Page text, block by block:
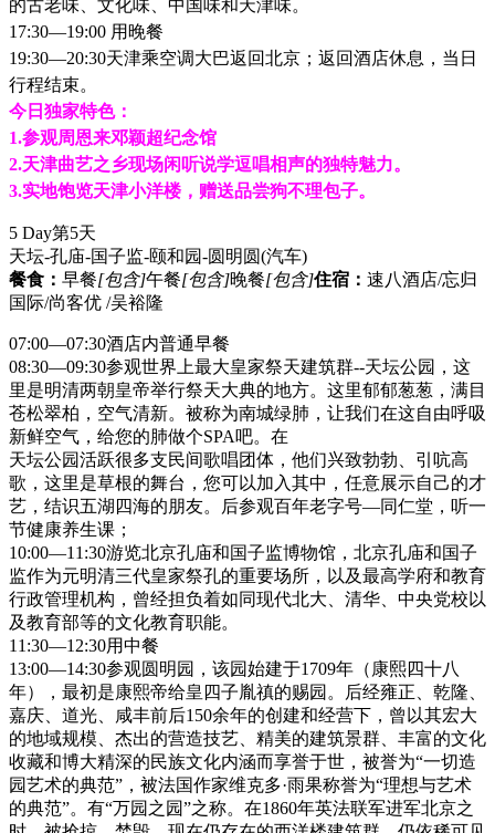
的古老味、文化味、中国味和天津味。
17:30—19:00 用晚餐
19:30—20:30天津乘空调大巴返回北京；返回酒店休息，当日
行程结束。
今日独家特色：
1.参观周恩来邓颖超纪念馆
2.天津曲艺之乡现场闲听说学逗唱相声的独特魅力。
3.实地饱览天津小洋楼，赠送品尝狗不理包子。
5 Day第5天
天坛-孔庙-国子监-颐和园-圆明圆(汽车)
餐食： 早餐[包含]午餐[包含]晚餐[包含]住宿： 速八酒店/忘归
国际/尚客优 /吴裕隆
07:00—07:30酒店内普通早餐
08:30—09:30参观世界上最大皇家祭天建筑群--天坛公园，这
里是明清两朝皇帝举行祭天大典的地方。这里郁郁葱葱，满目
苍松翠柏，空气清新。被称为南城绿肺，让我们在这自由呼吸
新鲜空气，给您的肺做个SPA吧。在
天坛公园活跃很多支民间歌唱团体，他们兴致勃勃、引吭高
歌，这里是草根的舞台，您可以加入其中，任意展示自己的才
艺，结识五湖四海的朋友。后参观百年老字号—同仁堂，听一
节健康养生课；
10:00—11:30游览北京孔庙和国子监博物馆，北京孔庙和国子
监作为元明清三代皇家祭孔的重要场所，以及最高学府和教育
行政管理机构，曾经担负着如同现代北大、清华、中央党校以
及教育部等的文化教育职能。
11:30—12:30用中餐
13:00—14:30参观圆明园，该园始建于1709年（康熙四十八
年），最初是康熙帝给皇四子胤禛的赐园。后经雍正、乾隆、
嘉庆、道光、咸丰前后150余年的创建和经营下，曾以其宏大
的地域规模、杰出的营造技艺、精美的建筑景群、丰富的文化
收藏和博大精深的民族文化内涵而享誉于世，被誉为“一切造
园艺术的典范”，被法国作家维克多·雨果称誉为“理想与艺术
的典范”。有“万园之园”之称。在1860年英法联军进军北京之